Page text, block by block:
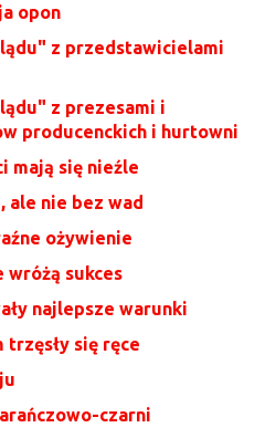
opon
z przedstawicielami
z prezesami i
producenckich i hurtowni
mają się nieźle
ale nie bez wad
ożywienie
wróżą sukces
najlepsze warunki
trzęsły się ręce
czarni